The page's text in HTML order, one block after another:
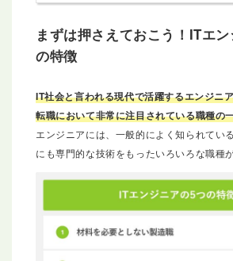
まずは押さえておこう！ ITエ
の特徴
IT社会と言われる現代で活躍するエンジニ
転職において非常に注目されている職種の
エンジニアには、一般的によく知られてい
にも専門的な技術をもったいろいろな職種